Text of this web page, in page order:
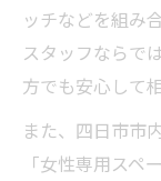
ッチなどを組み
スタッフならで
方でも安心して
また、四日市市
「女性専用スペ